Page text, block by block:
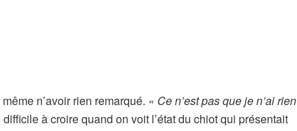
n’avoir rien remarqué. « Ce n’est pas que je n’ai rien
à croire quand on voit l’état du chiot qui présentait